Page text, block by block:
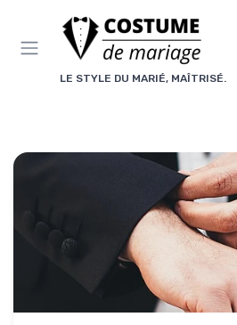
LE STYLE DU MARIÉ, MAÎTRISÉ.